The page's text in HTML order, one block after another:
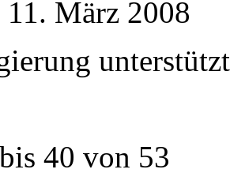
11. März 2008
40 von 53